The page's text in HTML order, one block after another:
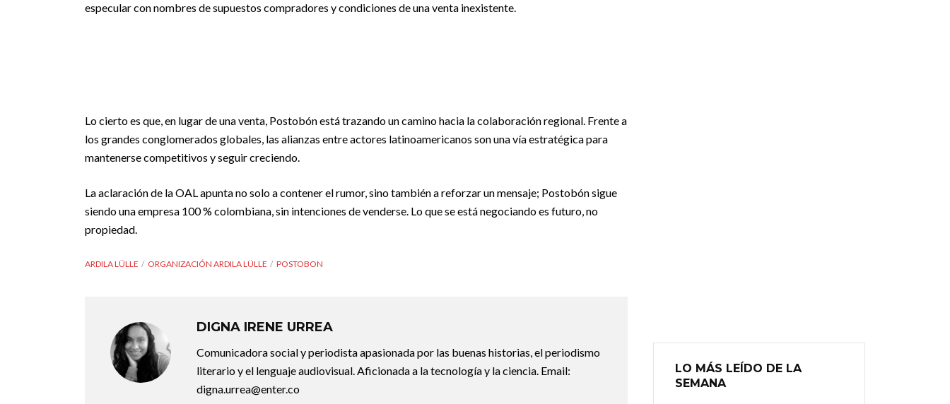
especular con nombres de supuestos compradores y condiciones de una venta inexistente.
Lo cierto es que, en lugar de una venta, Postobón está trazando un camino hacia la colaboración regional. Frente a
los grandes conglomerados globales, las alianzas entre actores latinoamericanos son una vía estratégica para
mantenerse competitivos y seguir creciendo.
La aclaración de la OAL apunta no solo a contener el rumor, sino también a reforzar un mensaje; Postobón sigue
siendo una empresa 100 % colombiana, sin intenciones de venderse. Lo que se está negociando es futuro, no
propiedad.
ARDILA LÜLLE ORGANIZACIÓN ARDILA LÜLLE POSTOBON
DIGNA IRENE URREA
Comunicadora social y periodista apasionada por las buenas historias, el periodismo
literario y el lenguaje audiovisual. Aficionada a la tecnología y la ciencia. Email:
digna.urrea@enter.co
LO MÁS LEÍDO DE LA
SEMANA